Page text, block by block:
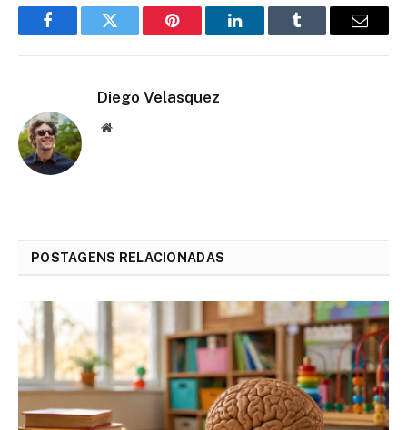
FacebookTwitter Pinterest LinkedInTumblr Email
Diego Velasquez
Website
POSTAGENS RELACIONADAS